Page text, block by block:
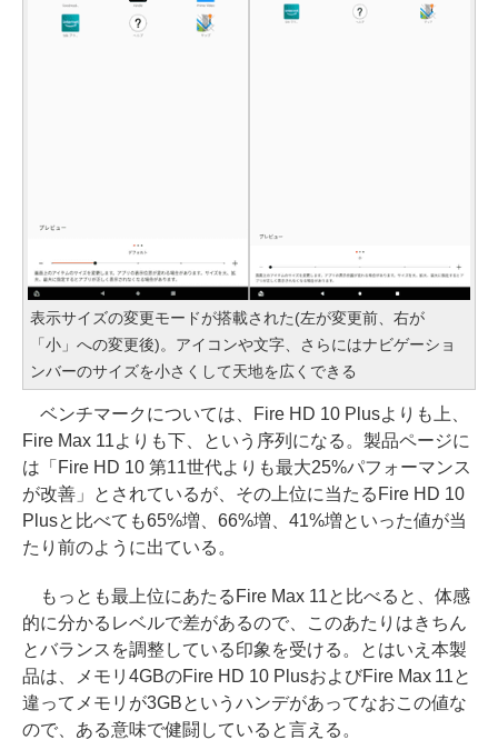
表示サイズの変更モードが搭載された(左が変更前、右が
「小」への変更後)。アイコンや文字、さらにはナビゲーショ
ンバーのサイズを小さくして天地を広くできる
ベンチマークについては、Fire HD 10 Plusよりも上、
Fire Max 11よりも下、という序列になる。製品ページに
は「Fire HD 10 第11世代よりも最大25%パフォーマンス
が改善」とされているが、その上位に当たるFire HD 10
Plusと比べても65%増、66%増、41%増といった値が当
たり前のように出ている。
もっとも最上位にあたるFire Max 11と比べると、体感
的に分かるレベルで差があるので、このあたりはきちん
とバランスを調整している印象を受ける。とはいえ本製
品は、メモリ4GBのFire HD 10 PlusおよびFire Max 11と
違ってメモリが3GBというハンデがあってなおこの値な
ので、ある意味で健闘していると言える。